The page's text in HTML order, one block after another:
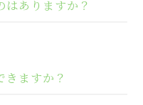
はありますか？
ますか？